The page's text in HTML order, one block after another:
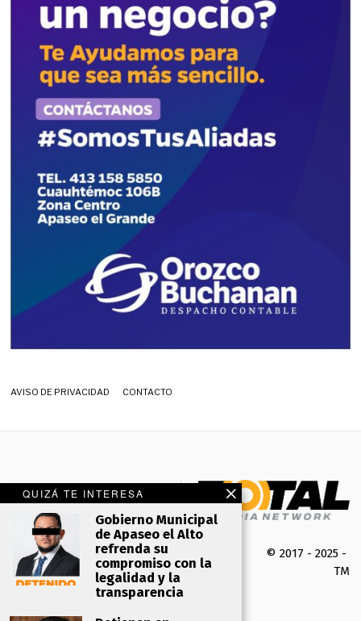
AVISO DE PRIVACIDAD CONTACTO
QUIZÁ TE INTERESA
Gobierno Municipal
de Apaseo el Alto
refrenda su
compromiso con la
legalidad y la
transparencia
© 2017 - 2025 -